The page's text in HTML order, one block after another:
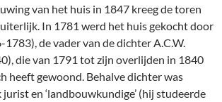
van het huis in 1847 kreeg de toren
In 1781 werd het huis gekocht door
1783), de vader van de dichter A.C.W.
die van 1791 tot zijn overlijden in 1840
heeft gewoond. Behalve dichter was
jurist en ‘landbouwkundige’ (hij studeerde